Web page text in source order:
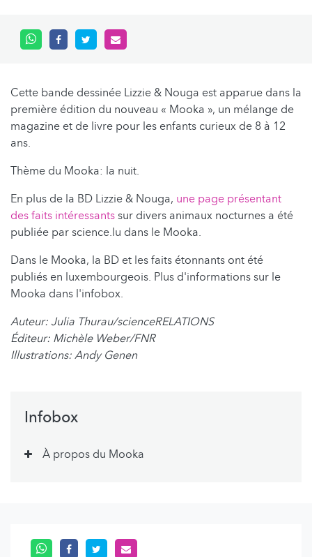
Cette bande dessinée Lizzie & Nouga est apparue dans la
première édition du nouveau « Mooka », un mélange de
magazine et de livre pour les enfants curieux de 8 à 12
ans.
Thème du Mooka: la nuit.
En plus de la BD Lizzie & Nouga, une page présentant
des faits intéressantssur divers animaux nocturnes a été
publiée par science.lu dans le Mooka.
Dans le Mooka, la BD et les faits étonnants ont été
publiés en luxembourgeois. Plus d'informations sur le
Mooka dans l'infobox.
Auteur: Julia Thurau/scienceRELATIONS
Éditeur: Michèle Weber/FNR
Illustrations: Andy Genen
Infobox
À propos du Mooka